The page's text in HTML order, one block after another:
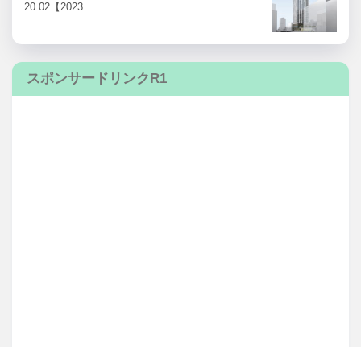
20.02【2023…
スポンサードリンクR1